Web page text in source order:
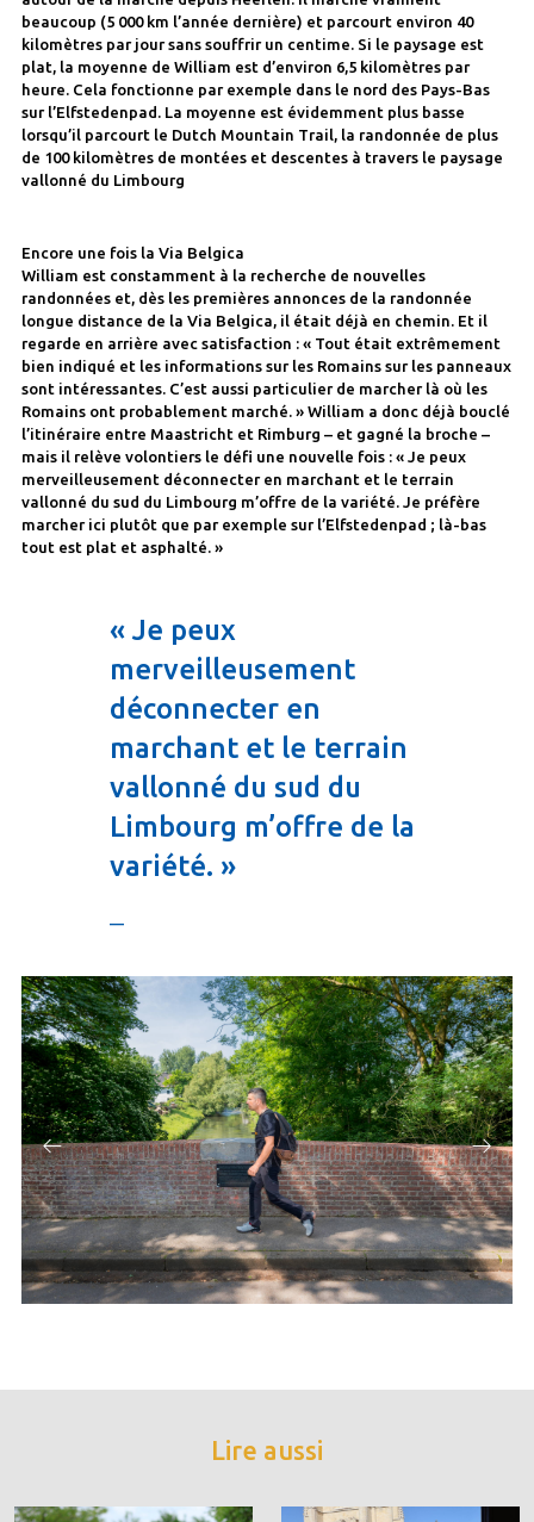
beaucoup (5 000 km l’année dernière) et parcourt environ 40
kilomètres par jour sans souffrir un centime. Si le paysage est
plat, la moyenne de William est d’environ 6,5 kilomètres par
heure. Cela fonctionne par exemple dans le nord des Pays-Bas
sur l’Elfstedenpad. La moyenne est évidemment plus basse
lorsqu’il parcourt le Dutch Mountain Trail, la randonnée de plus
de 100 kilomètres de montées et descentes à travers le paysage
vallonné du Limbourg
Encore une fois la Via Belgica
William est constamment à la recherche de nouvelles
randonnées et, dès les premières annonces de la randonnée
longue distance de la Via Belgica, il était déjà en chemin. Et il
regarde en arrière avec satisfaction : « Tout était extrêmement
bien indiqué et les informations sur les Romains sur les panneaux
sont intéressantes. C’est aussi particulier de marcher là où les
Romains ont probablement marché. » William a donc déjà bouclé
l’itinéraire entre Maastricht et Rimburg – et gagné la broche –
mais il relève volontiers le défi une nouvelle fois : « Je peux
merveilleusement déconnecter en marchant et le terrain
vallonné du sud du Limbourg m’offre de la variété. Je préfère
marcher ici plutôt que par exemple sur l’Elfstedenpad ; là-bas
tout est plat et asphalté. »
« Je peux
merveilleusement
déconnecter en
marchant et le terrain
vallonné du sud du
Limbourg m’offre de la
variété. »
—
Lire aussi